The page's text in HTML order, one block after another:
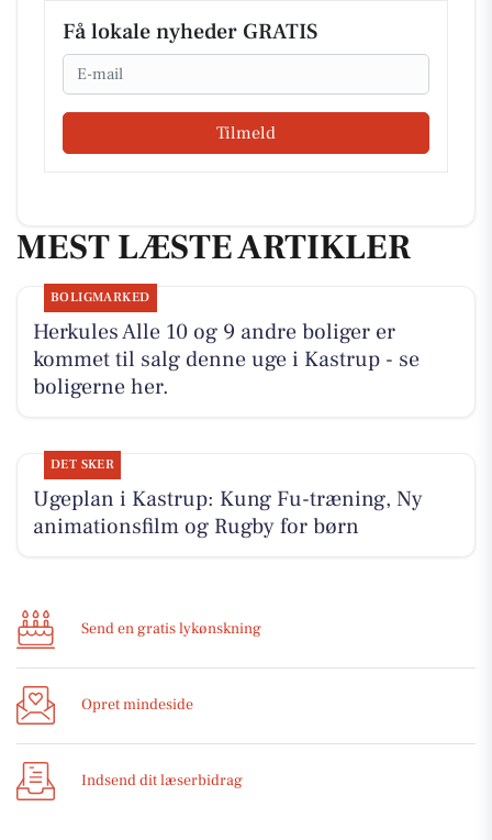
Få lokale nyheder GRATIS
Email
Tilmeld
MEST LÆSTE ARTIKLER
BOLIGMARKED
Herkules Alle 10 og 9 andre boliger er
kommet til salg denne uge i Kastrup - se
boligerne her.
DET SKER
Ugeplan i Kastrup: Kung Fu-træning, Ny
animationsfilm og Rugby for børn
Send en gratis lykønskning
Opret mindeside
Indsend dit læserbidrag